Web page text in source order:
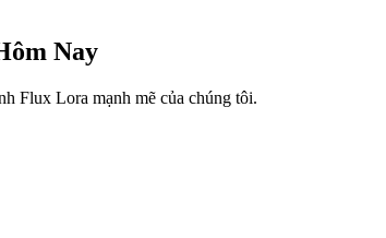
Nay
Flux Lora mạnh mẽ của chúng tôi.